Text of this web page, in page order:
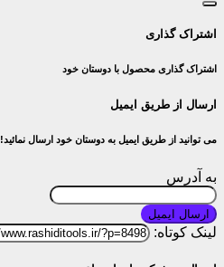
اشتراک گذاری
اشتراک گذاری محصول با دوستان خود
ارسال از طریق ایمیل
می توانید از طریق ایمیل به دوستان خود ارسال نمائید!
به آدرس
ارسال ایمیل
لینک کوتاه: